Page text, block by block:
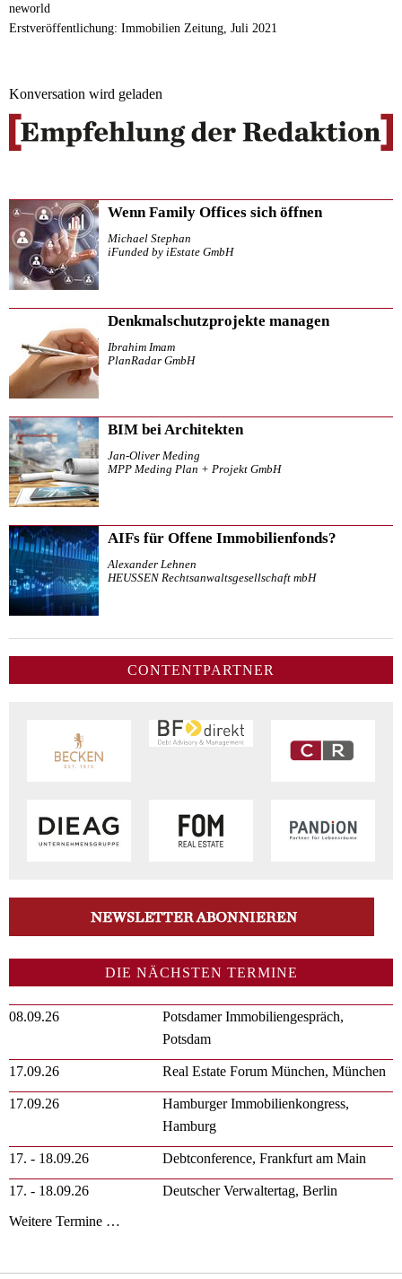
neworld
Erstveröffentlichung: Immobilien Zeitung, Juli 2021
Konversation wird geladen
Wenn Family Offices sich öffnen
Michael Stephan
iFunded by iEstate GmbH
Denkmalschutzprojekte managen
Ibrahim Imam
PlanRadar GmbH
BIM bei Architekten
Jan-Oliver Meding
MPP Meding Plan + Projekt GmbH
AIFs für Offene Immobilienfonds?
Alexander Lehnen
HEUSSEN Rechtsanwaltsgesellschaft mbH
CONTENTPARTNER
DIE NÄCHSTEN TERMINE
08.09.26
Potsdamer Immobiliengespräch,
Potsdam
17.09.26 Real Estate Forum München, München
17.09.26
Hamburger Immobilienkongress,
Hamburg
17. - 18.09.26 Debtconference, Frankfurt am Main
17. - 18.09.26
Deutscher Verwaltertag, Berlin
Weitere Termine …